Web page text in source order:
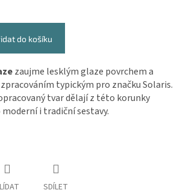
do košíku
zaujme lesklým glaze povrchem a
typickým pro značku Solaris.
tvar dělají z této korunky
i tradiční sestavy.
SDÍLET